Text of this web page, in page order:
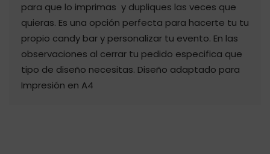
para que lo imprimas y dupliques las veces que
quieras. Es una opción perfecta para hacerte tu tu
propio candy bar y personalizar tu evento. En las
observaciones al cerrar tu pedido especifica que
tipo de diseño necesitas. Diseño adaptado para
Impresión en A4